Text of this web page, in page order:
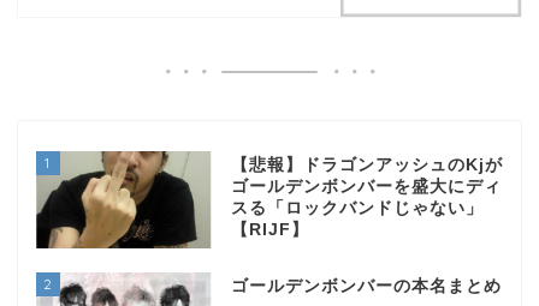
1
【悲報】ドラゴンアッシュのKjが
ゴールデンボンバーを盛大にディ
スる「ロックバンドじゃない」
【RIJF】
2 ゴールデンボンバーの本名まとめ